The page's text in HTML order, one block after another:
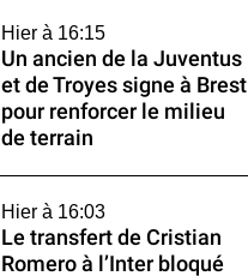
Hier à 16:15
Un ancien de la Juventus
et de Troyes signe à Brest
pour renforcer le milieu
de terrain
Hier à 16:03
Le transfert de Cristian
Romero à l’Inter bloqué